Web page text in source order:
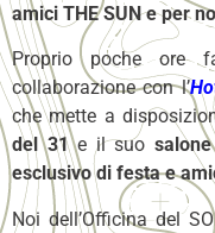
amici THE SUN e per
Proprio poche ore
collaborazione con l’
che mette a
del 31e il suo
esclusivo di festa e
Noi dell’Officina del